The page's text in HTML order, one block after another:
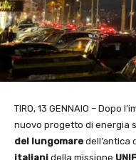
TIRO, 13 GENNAIO – Dopo
nuovo progetto di energia
del lungomare dell’antica
italiani della missione